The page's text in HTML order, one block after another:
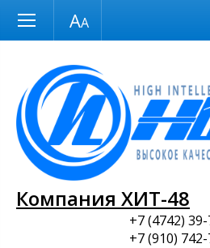
Размер шрифта
Компания ХИТ-48
+7 (4742)
+7 (910)